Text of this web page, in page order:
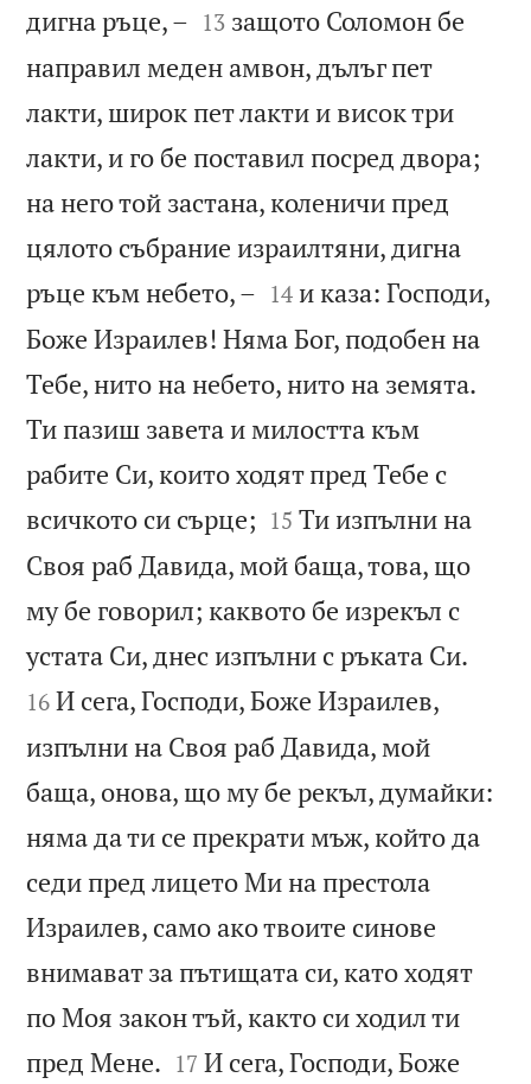
дигна ръце, – 

13 защото Соломон бе
направил меден амвон, дълъг пет
лакти, широк пет лакти и висок три
лакти, и го бе поставил посред двора;
на него той застана, коленичи пред
цялото събрание израилтяни, дигна
ръце към небето, – 

14 и каза: Господи,
Боже Израилев! Няма Бог, подобен на
Тебе, нито на небето, нито на земята.
Ти пазиш завета и милостта към
рабите Си, които ходят пред Тебе с
всичкото си сърце; 

15 Ти изпълни на
Своя раб Давида, мой баща, това, що
му бе говорил; каквото бе изрекъл с
устата Си, днес изпълни с ръката Си.
16 И сега, Господи, Боже Израилев,
изпълни на Своя раб Давида, мой
баща, онова, що му бе рекъл, думайки:
няма да ти се прекрати мъж, който да
седи пред лицето Ми на престола
Израилев, само ако твоите синове
внимават за пътищата си, като ходят
по Моя закон тъй, както си ходил ти
пред Мене. 

17 И сега, Господи, Боже